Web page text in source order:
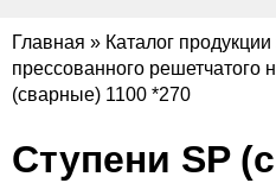
Главная » Каталог продукции
прессованного решетчатого
(сварные) 1100 *270
Ступени SP